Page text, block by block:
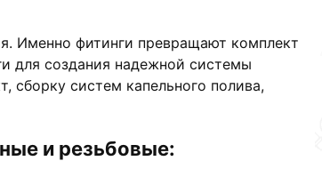
Именно фитинги превращают комплект
для создания надежной системы
сборку систем капельного полива,
и резьбовые: